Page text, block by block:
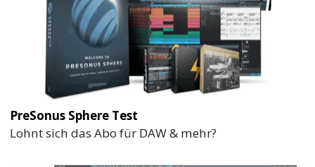
PreSonus Sphere Test
Lohnt sich das Abo für DAW & mehr?